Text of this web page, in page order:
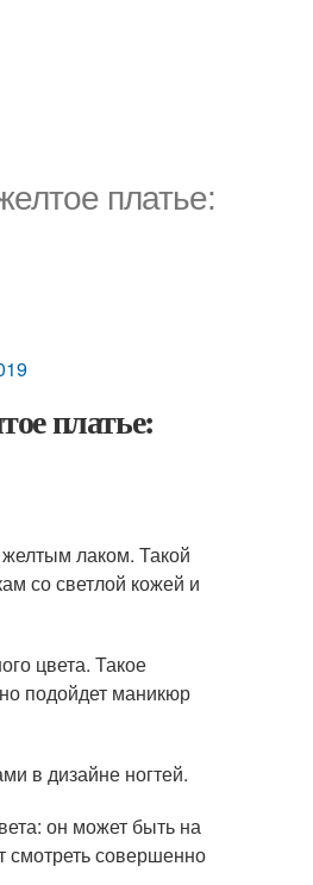
платье:
платье:
лаком. Такой
со светлой кожей и
цвета. Такое
подойдет маникюр
в дизайне ногтей.
он может быть на
смотреть совершенно